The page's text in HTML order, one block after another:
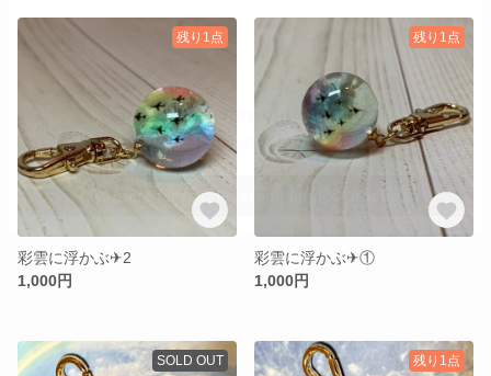
残り1点
彩雲に浮かぶ✈︎2
1,000円
残り1点
彩雲に浮かぶ✈︎①
1,000円
SOLD OUT 残り1点